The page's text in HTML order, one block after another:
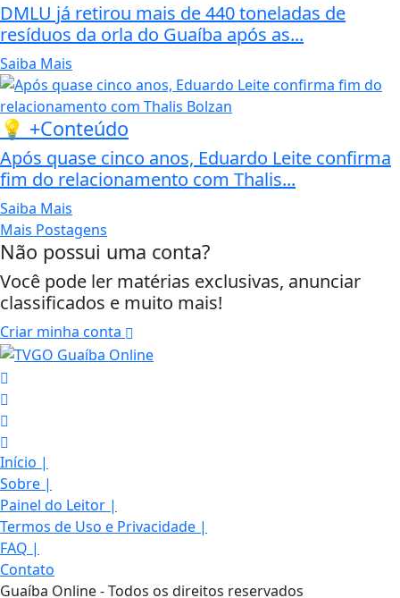
DMLU já retirou mais de 440 toneladas de
resíduos da orla do Guaíba após as...
Saiba Mais
💡 +Conteúdo
Após quase cinco anos, Eduardo Leite confirma
fim do relacionamento com Thalis...
Saiba Mais
Mais Postagens
Não possui uma conta?
Você pode ler matérias exclusivas, anunciar
classificados e muito mais!
Criar minha conta
Início |
Sobre |
Painel do Leitor |
Termos de Uso e Privacidade |
FAQ |
Contato
Guaíba Online - Todos os direitos reservados
Termos de Uso e Privacidade
Esse site utiliza cookies para melhorar sua
experiência de navegação. Ao continuar o acesso,